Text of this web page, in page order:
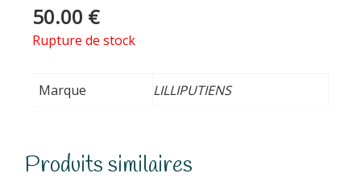
50.00 €
Rupture de stock
Marque LILLIPUTIENS
Produits similaires